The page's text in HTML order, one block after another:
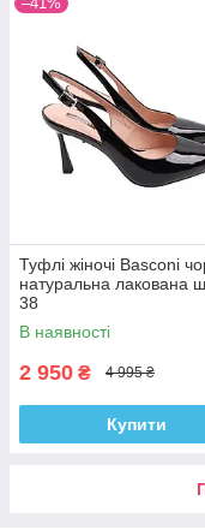
Туфлі жіночі Basconi
натуральна лакована
38
В наявності
2 950 ₴ 4 995 ₴
Купити